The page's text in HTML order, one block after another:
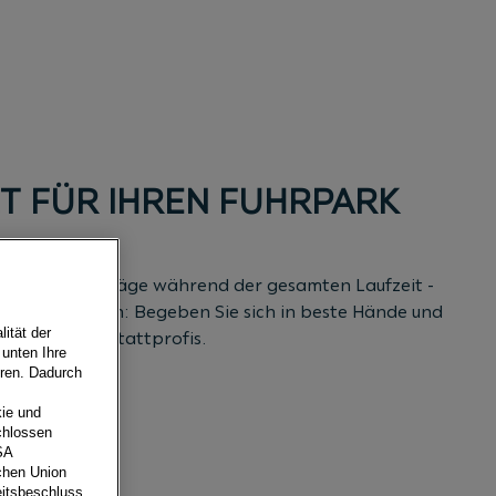
FÜR IHREN FUHRPARK
Beträge während der gesamten Laufzeit -
tun müssen: Begeben Sie sich in beste Hände und
Werkstattprofis.
der
Ihre
Dadurch
und
Union